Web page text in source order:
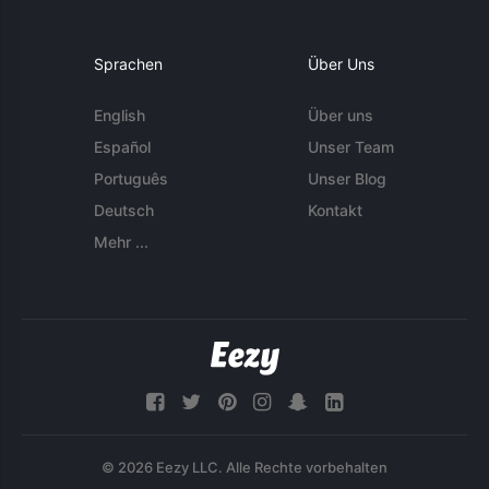
Sprachen
English
Español
Português
Deutsch
Mehr ...
Über Uns
Über uns
Unser Team
Unser Blog
Kontakt
© 2026 Eezy LLC. Alle Rechte vorbehalten